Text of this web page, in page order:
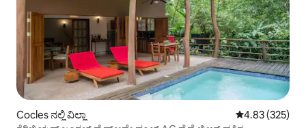
Cocles ನಲ್ಲಿ ವಿಲ್ಲಾ 5 ರಲ್ಲಿ 4.83
4.83 (325)